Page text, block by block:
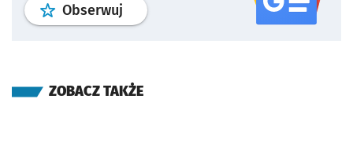
Obserwuj profil serwisu
ZOBACZ TAKŻE